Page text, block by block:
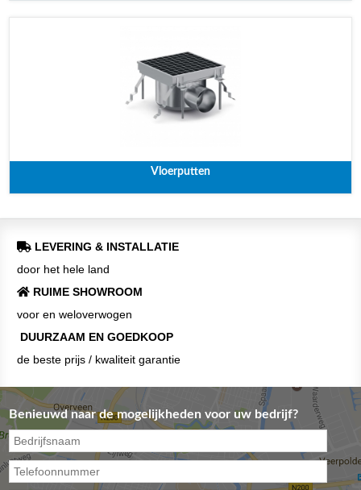
Vloerputten
LEVERING & INSTALLATIE
door het hele land
RUIME SHOWROOM
voor en weloverwogen
DUURZAAM EN GOEDKOOP
de beste prijs / kwaliteit garantie
Benieuwd naar de mogelijkheden voor uw bedrijf?